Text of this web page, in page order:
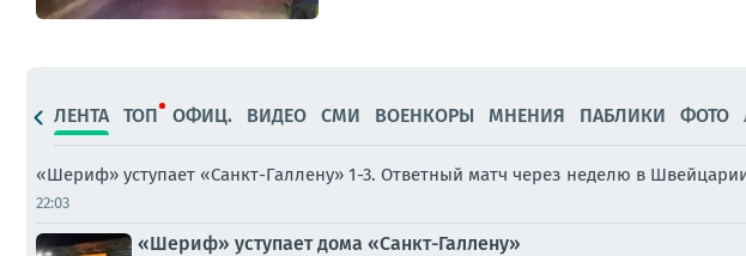
ЛЕНТА ТОП ОФИЦ. ВИДЕО СМИ ВОЕНКОРЫ МНЕНИЯ ПАБЛИКИ ФОТО
«Шериф» уступает «Санкт-Галлену» 1-3. Ответный матч через неделю в
22:03
«Шериф» уступает дома «Санкт-Галлену»